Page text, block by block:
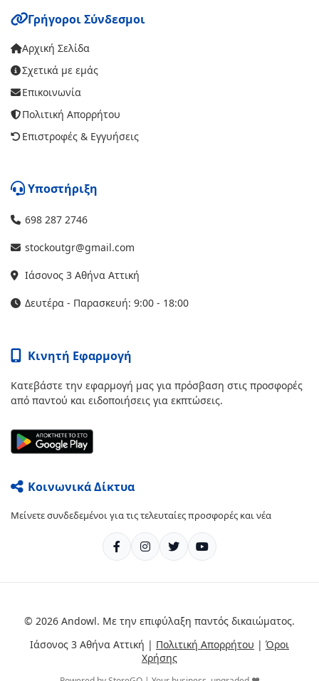
Γρήγοροι Σύνδεσμοι
Αρχική Σελίδα
Σχετικά με εμάς
Επικοινωνία
Πολιτική Απορρήτου
Επιστροφές & Εγγυήσεις
Υποστήριξη
698 287 2746
stockoutgr@gmail.com
Ιάσονος 3 Αθήνα Αττική
Δευτέρα - Παρασκευή: 9:00 - 18:00
Κινητή Εφαρμογή
Κατεβάστε την εφαρμογή μας για πρόσβαση στις προσφορές
από παντού και ειδοποιήσεις για εκπτώσεις.
Κοινωνικά Δίκτυα
Μείνετε συνδεδεμένοι για τις τελευταίες προσφορές και νέα
© 2026 Andowl. Με την επιφύλαξη παντός δικαιώματος.
Ιάσονος 3 Αθήνα Αττική | Πολιτική Απορρήτου | Όροι
Χρήσης